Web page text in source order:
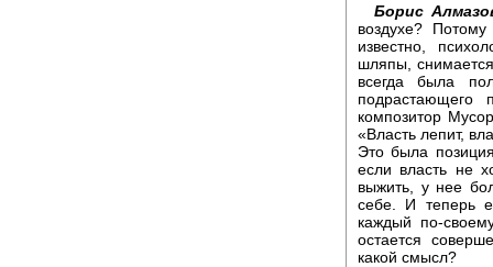
Борис
воздухе?
известно,
шляпы,
всегда была
подрастающего
композитор
«Власть лепит,
Это была
если власть не
выжить, у нее
себе. И теперь
каждый по-
остается
какой смысл?